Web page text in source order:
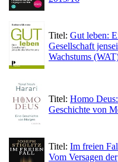
Titel: Gut leben:
Gesellschaft
Wachstums
Titel: Homo
Geschichte von
Titel: Im freien
Vom Versagen der